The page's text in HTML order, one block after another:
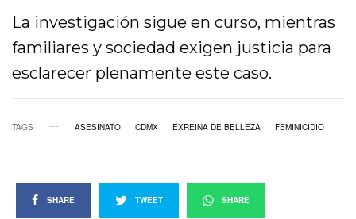
La investigación sigue en curso, mientras
familiares y sociedad exigen justicia para
esclarecer plenamente este caso.
TAGS ASESINATO CDMX EXREINA DE BELLEZA FEMINICIDIO
SHARE TWEET SHARE